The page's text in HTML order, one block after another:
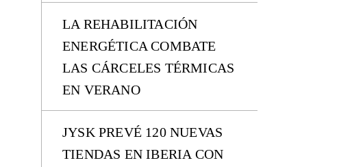
LA REHABILITACIÓN
ENERGÉTICA COMBATE
LAS CÁRCELES TÉRMICAS
EN VERANO
JYSK PREVÉ 120 NUEVAS
TIENDAS EN IBERIA CON